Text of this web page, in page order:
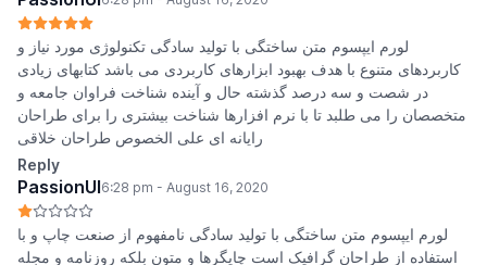
لورم ایپسوم متن ساختگی با تولید سادگی تکنولوژی مورد نیاز و
کاربردهای متنوع با هدف بهبود ابزارهای کاربردی می باشد کتابهای زیادی
در شصت و سه درصد گذشته حال و آینده شناخت فراوان جامعه و
متخصصان را می طلبد تا با نرم افزارها شناخت بیشتری را برای طراحان
رایانه ای علی الخصوص طراحان خلاقی
Reply
PassionUI6:28 pm - August 16, 2020
لورم ایپسوم متن ساختگی با تولید سادگی نامفهوم از صنعت چاپ و با
استفاده از طراحان گرافیک است چاپگرها و متون بلکه روزنامه و مجله